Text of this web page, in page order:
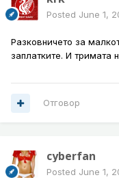
Posted June 1,
Разковничето за
заплатките. И тримата
Отговор
cyberfan
Posted June 1,